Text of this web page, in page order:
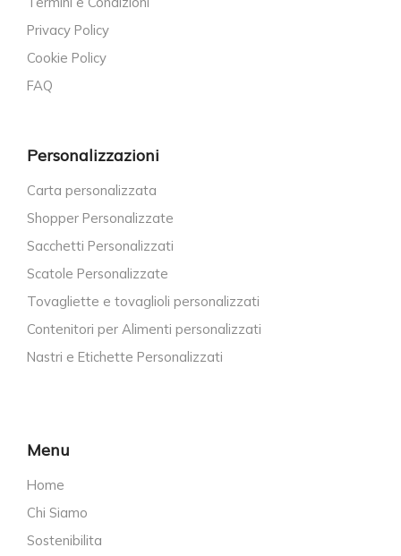
Privacy Policy
Cookie Policy
FAQ
Personalizzazioni
Carta personalizzata
Shopper Personalizzate
Sacchetti Personalizzati
Scatole Personalizzate
Tovagliette e tovaglioli personalizzati
Contenitori per Alimenti personalizzati
Nastri e Etichette Personalizzati
Menu
Home
Chi Siamo
Sostenibilita